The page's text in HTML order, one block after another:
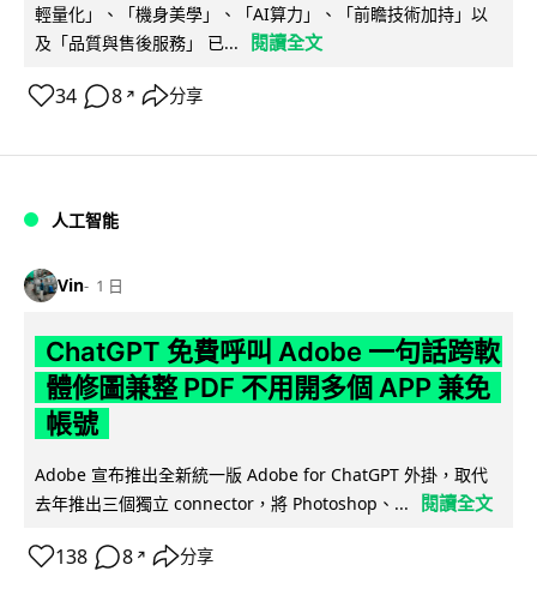
輕量化」、「機身美學」、「AI算力」、「前瞻技術加持」以
及「品質與售後服務」 已...
閱讀全文
34 8 ↗ 分享
人工智能
Vin 1 日
ChatGPT 免費呼叫 Adobe 一句話跨軟
體修圖兼整 PDF 不用開多個 APP 兼免
帳號
Adobe 宣布推出全新統一版 Adobe for ChatGPT 外掛，取代
去年推出三個獨立 connector，將 Photoshop、...
閱讀全文
138 8 ↗ 分享